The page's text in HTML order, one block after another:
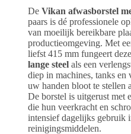
De Vikan afwasborstel
paars is dé professionele
van moeilijk bereikbare
productieomgeving. Met
liefst 415 mm fungeert deze
lange steelals een
diep in machines, tanks en
uw handen bloot te stellen
De borstel is uitgerust met
die hun veerkracht en
intensief dagelijks gebruik
reinigingsmiddelen.